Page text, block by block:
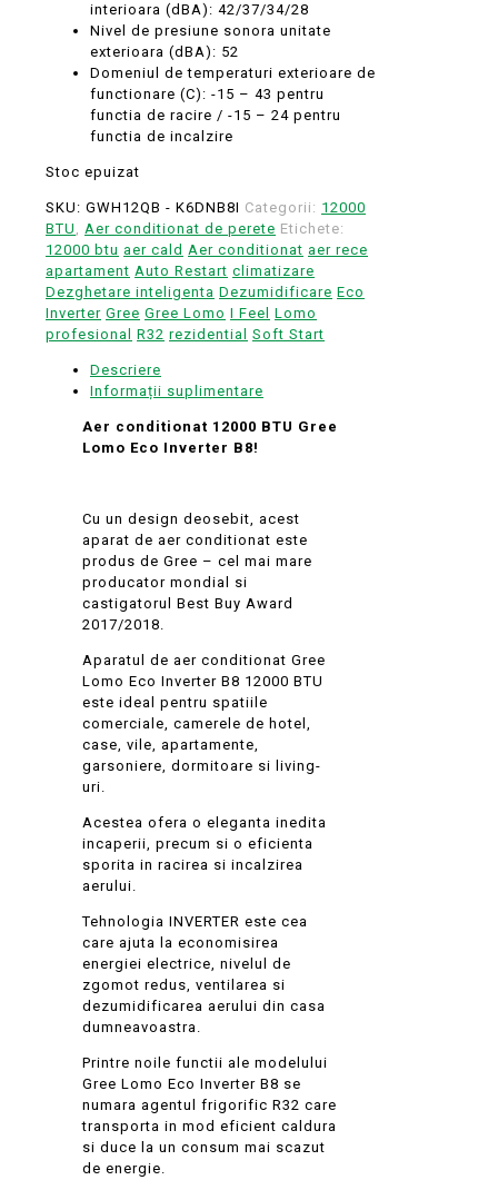
interioara (dBA): 42/37/34/28
Nivel de presiune sonora unitate
exterioara (dBA): 52
Domeniul de temperaturi exterioare de
functionare (C): -15 – 43 pentru
functia de racire / -15 – 24 pentru
functia de incalzire
Stoc epuizat
SKU: GWH12QB - K6DNB8I Categorii: 12000
BTU , Aer conditionat de perete Etichete:
12000 btu aer cald Aer conditionat aer rece
apartament Auto Restart climatizare
Dezghetare inteligenta Dezumidificare Eco
Inverter Gree Gree Lomo I Feel Lomo
profesional R32 rezidential Soft Start
Descriere
Informații suplimentare
Aer conditionat 12000 BTU Gree
Lomo Eco Inverter B8!
Cu un design deosebit, acest
aparat de aer conditionat este
produs de Gree – cel mai mare
producator mondial si
castigatorul Best Buy Award
2017/2018.
Aparatul de aer conditionat Gree
Lomo Eco Inverter B8 12000 BTU
este ideal pentru spatiile
comerciale, camerele de hotel,
case, vile, apartamente,
garsoniere, dormitoare si living-
uri.
Acestea ofera o eleganta inedita
incaperii, precum si o eficienta
sporita in racirea si incalzirea
aerului.
Tehnologia INVERTER este cea
care ajuta la economisirea
energiei electrice, nivelul de
zgomot redus, ventilarea si
dezumidificarea aerului din casa
dumneavoastra.
Printre noile functii ale modelului
Gree Lomo Eco Inverter B8 se
numara agentul frigorific R32 care
transporta in mod eficient caldura
si duce la un consum mai scazut
de energie.